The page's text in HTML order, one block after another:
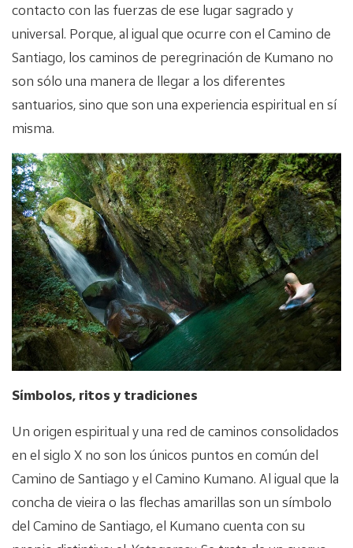
contacto con las fuerzas de ese lugar sagrado y
universal. Porque, al igual que ocurre con el Camino de
Santiago, los caminos de peregrinación de Kumano no
son sólo una manera de llegar a los diferentes
santuarios, sino que son una experiencia espiritual en sí
misma.
Símbolos, ritos y tradiciones
Un origen espiritual y una red de caminos consolidados
en el siglo X no son los únicos puntos en común del
Camino de Santiago y el Camino Kumano. Al igual que la
concha de vieira o las flechas amarillas son un símbolo
del Camino de Santiago, el Kumano cuenta con su